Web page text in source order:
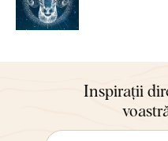
Inspirații